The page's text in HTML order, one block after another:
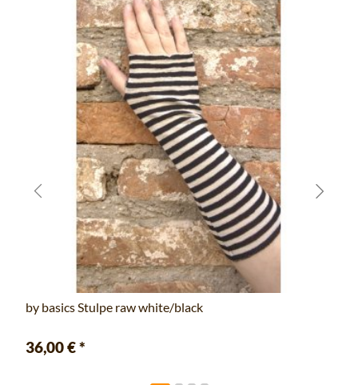
by basics Stulpe raw white/black
36,00 €*